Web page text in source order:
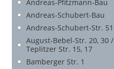
Andreas-Pfitzmann-Bau
Andreas-Schubert-Bau
Andreas-Schubert-Str. 51
August-Bebel-Str. 20, 30 /
Teplitzer Str. 15, 17
Bamberger Str. 1